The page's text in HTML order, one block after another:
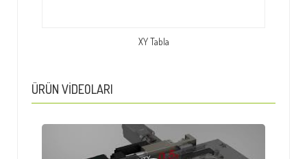
XY Tabla
ÜRÜN VIDEOLARI